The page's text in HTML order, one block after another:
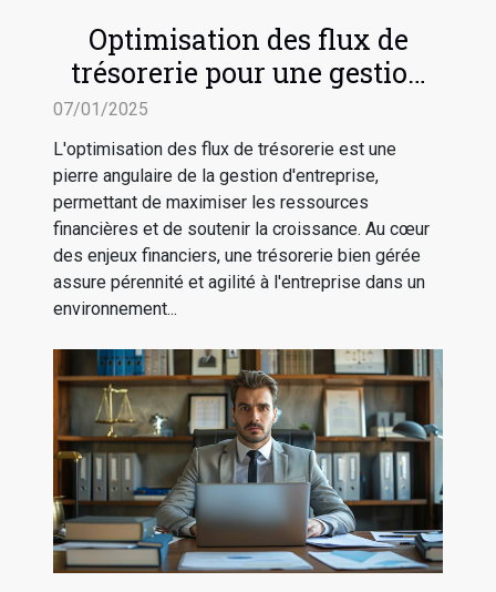
Optimisation des flux de
trésorerie pour une gestion
d'entreprise efficace
07/01/2025
L'optimisation des flux de trésorerie est une
pierre angulaire de la gestion d'entreprise,
permettant de maximiser les ressources
financières et de soutenir la croissance. Au cœur
des enjeux financiers, une trésorerie bien gérée
assure pérennité et agilité à l'entreprise dans un
environnement...